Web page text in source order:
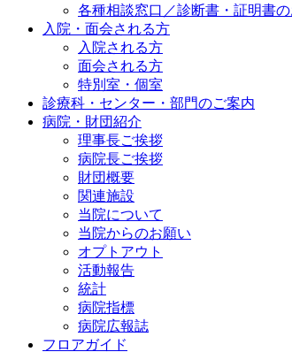
各種相談窓口／診断書・証明書
入院・面会される方
入院される方
面会される方
特別室・個室
診療科・センター・部門のご案内
病院・財団紹介
理事長ご挨拶
病院長ご挨拶
財団概要
関連施設
当院について
当院からのお願い
オプトアウト
活動報告
統計
病院指標
病院広報誌
フロアガイド